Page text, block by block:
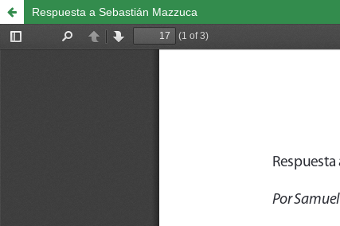
Respuesta a Sebastián Mazzuca